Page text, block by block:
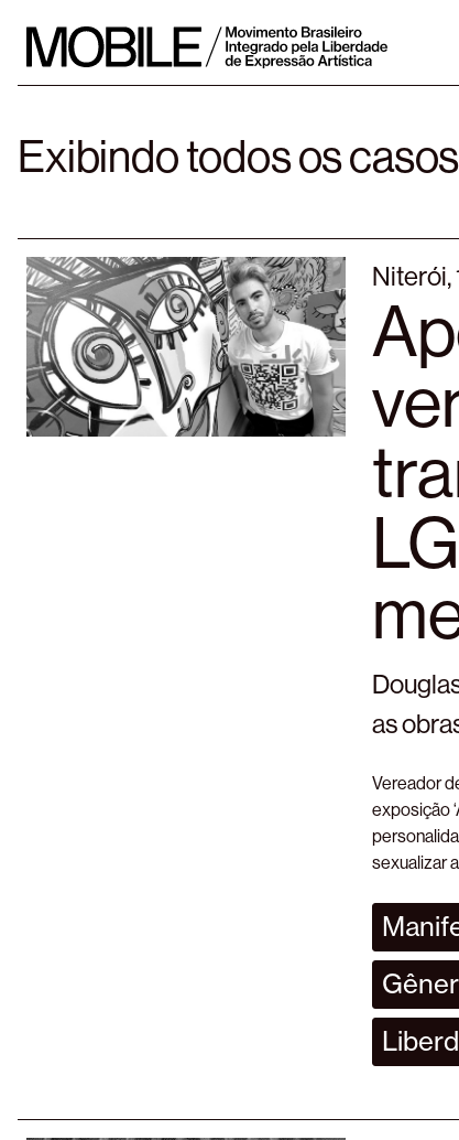
content
Exibindo todos os
Niterói,
as
Vereador
exposição
sexualizar